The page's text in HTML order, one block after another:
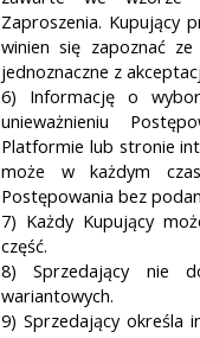
Zaproszenia. Kupujący
winien się zapoznać
jednoznaczne z
6) Informację o
unieważnieniu
Platformie lub stronie
może w każdym
Postępowania bez
7) Każdy Kupujący
część.
8) Sprzedający nie
wariantowych.
9) Sprzedający określa